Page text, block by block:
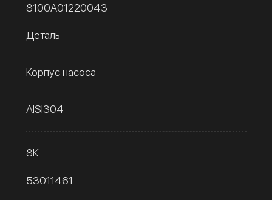
8100A01220043
Деталь
Корпус насоса
AISI304
8К
53011461